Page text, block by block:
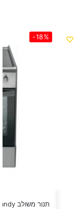
-18%
תנור משולב Candy נירוסטה דגם CCV6525X